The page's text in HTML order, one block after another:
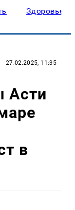
Здоровье
27.02.2025, 11:35
Асти
в